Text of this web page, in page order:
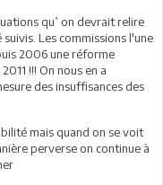
qu’ on devrait relire
Les commissions l'une
2006 une réforme
!!! On nous en a
des insuffisances des
mais quand on se voit
perverse on continue à